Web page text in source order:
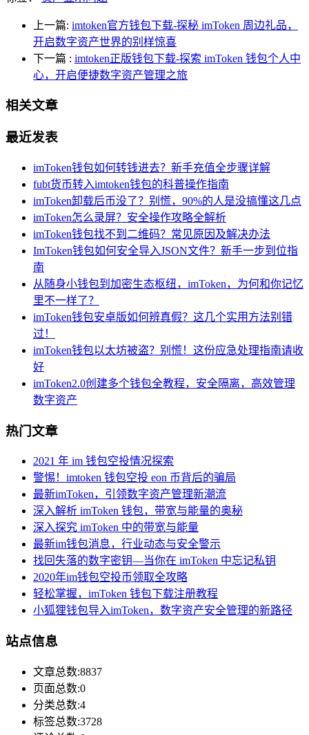
上一篇: imtoken官方钱包下载-探秘 imToken 周边礼品，
开启数字资产世界的别样惊喜
下一篇 : imtoken正版钱包下载-探索 imToken 钱包个人中
心，开启便捷数字资产管理之旅
相关文章
最近发表
imToken钱包如何转钱进去？新手充值全步骤详解
fubt货币转入imtoken钱包的科普操作指南
imToken卸载后币没了？别慌，90%的人是没搞懂这几点
imToken怎么录屏？安全操作攻略全解析
imToken钱包找不到二维码？常见原因及解决办法
ImToken钱包如何安全导入JSON文件？新手一步到位指
南
从随身小钱包到加密生态枢纽，imToken，为何和你记忆
里不一样了？
imToken钱包安卓版如何辨真假？这几个实用方法别错
过！
imToken钱包以太坊被盗？别慌！这份应急处理指南请收
好
imToken2.0创建多个钱包全教程，安全隔离，高效管理
数字资产
热门文章
2021 年 im 钱包空投情况探索
警惕！imtoken 钱包空投 eon 币背后的骗局
最新imToken，引领数字资产管理新潮流
深入解析 imToken 钱包，带宽与能量的奥秘
深入探究 imToken 中的带宽与能量
最新im钱包消息，行业动态与安全警示
找回失落的数字密钥—当你在 imToken 中忘记私钥
2020年im钱包空投币领取全攻略
轻松掌握，imToken 钱包下载注册教程
小狐狸钱包导入imToken，数字资产安全管理的新路径
站点信息
文章总数:8837
页面总数:0
分类总数:4
标签总数:3728